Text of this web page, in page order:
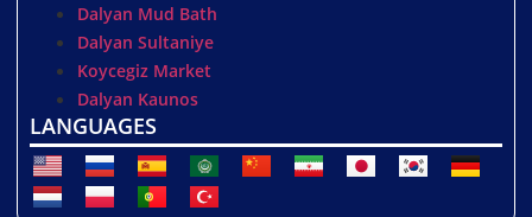
Dalyan Mud Bath
Dalyan Sultaniye
Koycegiz Market
Dalyan Kaunos
LANGUAGES